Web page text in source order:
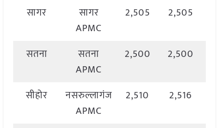
सागर
सागर
APMC
2,505 2,505
सतना
सतना
APMC
2,500 2,500
सीहोर
नसरुल्लागंज
APMC
2,510 2,516